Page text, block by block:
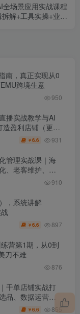
全场景应用实战课程
拆解+工具实操+业务
南，真正实现从0
跨境生意
950
播实战教学与AI
盈利店铺（更新
￥6.6 931
管理实战课｜海
、老客维护、客
910
，系统讲解
￥6.6 897
营第1期，从0到
刀不难
876
千单店铺实战打
品、数据运营全
￥6.6 855